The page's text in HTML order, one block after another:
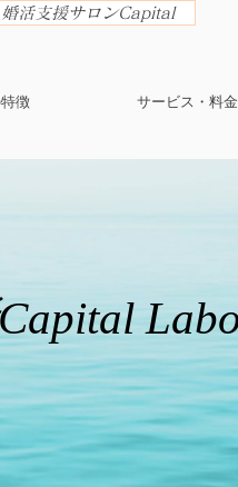
婚活支援サロンCapital
徴 サービス・料金